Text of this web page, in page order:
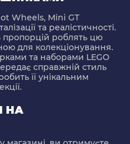
Wheels, Mini GT
та реалістичності.
пропорцій роблять цю
для колекціонування.
та наборами LEGO
справжній стиль
її унікальним
НА